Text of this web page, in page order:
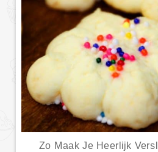
Zo Maak Je Heerlijk